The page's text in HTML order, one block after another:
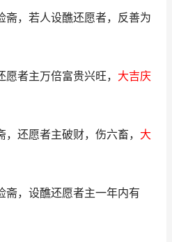
斋，若人设醮还愿者，反善为
者主万倍富贵兴旺， 大吉庆
还愿者主破财，伤六畜， 大
斋，设醮还愿者主一年内有